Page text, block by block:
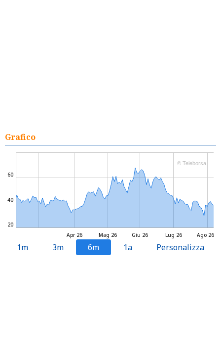
Grafico
Mag 26 Lug 26
Apr 26 Giu 26 Ago 26
20
40
60
© Teleborsa
1m 3m 6m 1a Personalizza